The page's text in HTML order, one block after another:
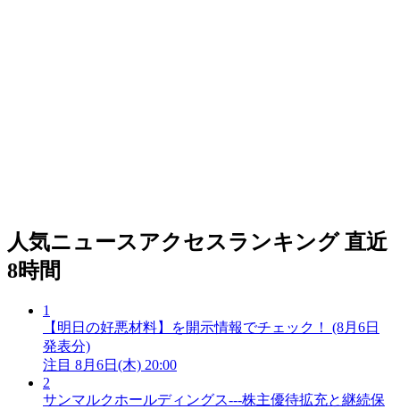
人気ニュースアクセスランキング 直近
8時間
1
【明日の好悪材料】を開示情報でチェック！ (8月6日
発表分)
注目 8月6日(木) 20:00
2
サンマルクホールディングス---株主優待拡充と継続保